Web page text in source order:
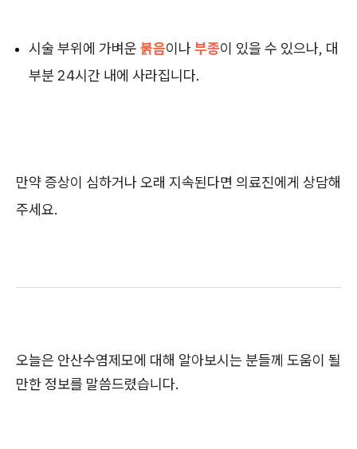
시술 부위에 가벼운 붉음이나부종이 있을 수 있으나, 대
부분 24시간 내에 사라집니다.
만약 증상이 심하거나 오래 지속된다면 의료진에게 상담해
주세요.
오늘은 안산수염제모에 대해 알아보시는 분들께 도움이 될
만한 정보를 말씀드렸습니다.